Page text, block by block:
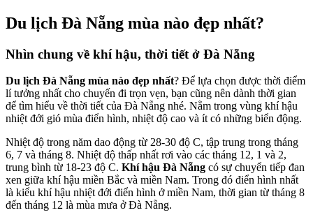
Du lịch Đà Nẵng mùa nào đẹp nhất?
Nhìn chung về khí hậu, thời tiết ở Đà Nẵng
Du lịch Đà Nẵng mùa nào đẹp nhất? Để lựa chọn được thời điểm
lí tưởng nhất cho chuyến đi trọn vẹn, bạn cũng nên dành thời gian
để tìm hiểu về thời tiết của Đà Nẵng nhé. Nằm trong vùng khí hậu
nhiệt đới gió mùa điển hình, nhiệt độ cao và ít có những biển động.
Nhiệt độ trong năm dao động từ 28-30 độ C, tập trung trong tháng
6, 7 và tháng 8. Nhiệt độ thấp nhất rơi vào các tháng 12, 1 và 2,
trung bình từ 18-23 độ C. Khí hậu Đà Nẵng có sự chuyển tiếp đan
xen giữa khí hậu miền Bắc và miền Nam. Trong đó điển hình nhất
là kiểu khí hậu nhiệt đới điển hình ở miền Nam, thời gian từ tháng 8
đến tháng 12 là mùa mưa ở Đà Nẵng.